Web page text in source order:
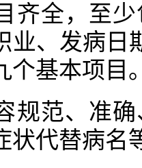
齐全，至
业、发病日
个基本项目
规范、准
状代替病名